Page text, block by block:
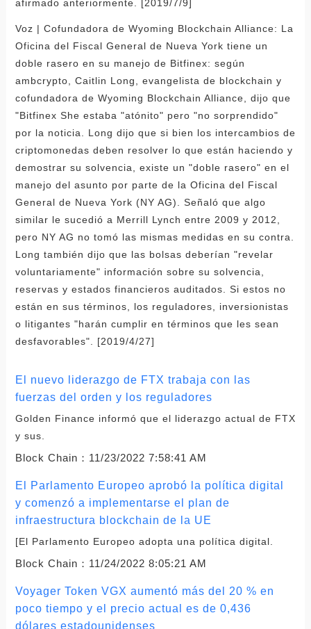
afirmado anteriormente. [2019/7/9]
Voz | Cofundadora de Wyoming Blockchain Alliance: La
Oficina del Fiscal General de Nueva York tiene un
doble rasero en su manejo de Bitfinex: según
ambcrypto, Caitlin Long, evangelista de blockchain y
cofundadora de Wyoming Blockchain Alliance, dijo que
"Bitfinex She estaba "atónito" pero "no sorprendido"
por la noticia. Long dijo que si bien los intercambios de
criptomonedas deben resolver lo que están haciendo y
demostrar su solvencia, existe un "doble rasero" en el
manejo del asunto por parte de la Oficina del Fiscal
General de Nueva York (NY AG). Señaló que algo
similar le sucedió a Merrill Lynch entre 2009 y 2012,
pero NY AG no tomó las mismas medidas en su contra.
Long también dijo que las bolsas deberían "revelar
voluntariamente" información sobre su solvencia,
reservas y estados financieros auditados. Si estos no
están en sus términos, los reguladores, inversionistas
o litigantes "harán cumplir en términos que les sean
desfavorables". [2019/4/27]
El nuevo liderazgo de FTX trabaja con las
fuerzas del orden y los reguladores
Golden Finance informó que el liderazgo actual de FTX
y sus.
Block Chain： 11/23/2022 7:58:41 AM
El Parlamento Europeo aprobó la política digital
y comenzó a implementarse el plan de
infraestructura blockchain de la UE
[El Parlamento Europeo adopta una política digital.
Block Chain： 11/24/2022 8:05:21 AM
Voyager Token VGX aumentó más del 20 % en
poco tiempo y el precio actual es de 0,436
dólares estadounidenses